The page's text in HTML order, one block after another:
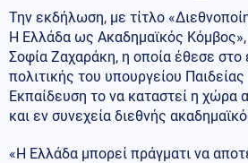
Την εκδήλωση, με τίτλο
Η Ελλάδα ως Ακαδημαϊκός Κόμβος»,
Σοφία Ζαχαράκη, η οποία έθεσε στο
πολιτικής του υπουργείου Παιδείας
Εκπαίδευση το να καταστεί η χώρα
και εν συνεχεία διεθνής
«Η Ελλάδα μπορεί πράγματι να